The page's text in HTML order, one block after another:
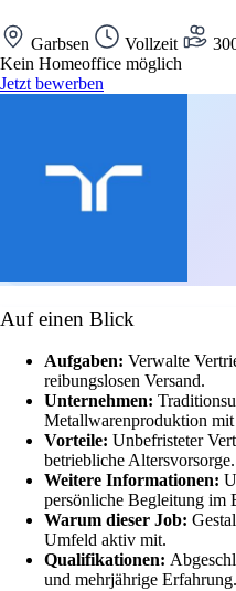
Garbsen Vollzeit
Kein Homeoffice möglich
Jetzt bewerben
Auf einen Blick
Aufgaben: Verwalte
reibungslosen Versand.
Unternehmen:
Metallwarenproduktion
Vorteile: Unbefristeter
betriebliche Altersvorsorge.
Weitere Informationen:
persönliche Begleitung im
Warum dieser Job:
Umfeld aktiv mit.
Qualifikationen:
und mehrjährige Erfahrung.